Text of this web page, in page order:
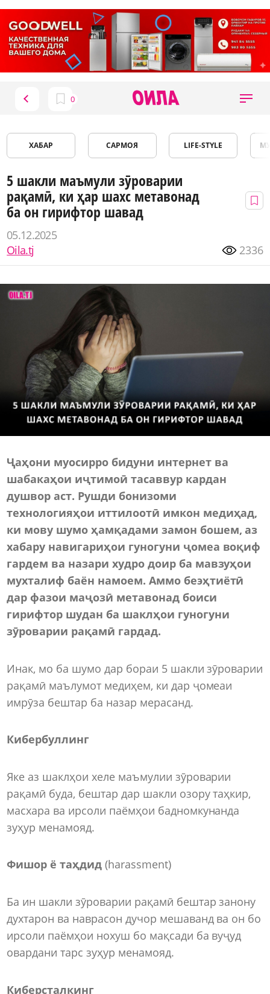
ХАБАР САРМОЯ LIFE-STYLE
5 шакли маъмули зӯроварии
рақамӣ, ки ҳар шахс метавонад
ба он гирифтор шавад
05.12.2025
Oila.tj
2336
Ҷаҳони муосирро бидуни интернет ва
шабакаҳои иҷтимоӣ тасаввур кардан
душвор аст. Рушди бонизоми
технологияҳои иттилоотӣ имкон медиҳад,
ки мову шумо ҳамқадами замон бошем, аз
хабару навигариҳои гуногуни ҷомеа воқиф
гардем ва назари худро доир ба мавзуҳои
мухталиф баён намоем. Аммо беэҳтиётӣ
дар фазои маҷозӣ метавонад боиси
гирифтор шудан ба шаклҳои гуногуни
зӯроварии рақамӣ гардад.
Инак, мо ба шумо дар бораи 5 шакли зӯроварии
рақамӣ маълумот медиҳем, ки дар ҷомеаи
имрӯза бештар ба назар мерасанд.
Кибербуллинг
Яке аз шаклҳои хеле маъмулии зӯроварии
рақамӣ буда, бештар дар шакли озору таҳкир,
масхара ва ирсоли паёмҳои бадномкунанда
зуҳур менамояд.
Фишор ё таҳдид(harassment)
Ба ин шакли зӯроварии рақамӣ бештар занону
духтарон ва наврасон дучор мешаванд ва он бо
ирсоли паёмҳои нохуш бо мақсади ба вуҷуд
овардани тарс зуҳур менамояд.
Киберсталкинг